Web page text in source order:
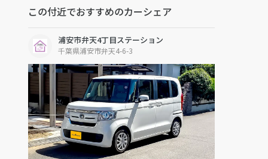
この付近でおすすめのカーシェア
浦安市弁天4丁目ステーション
千葉県浦安市弁天4-6-3